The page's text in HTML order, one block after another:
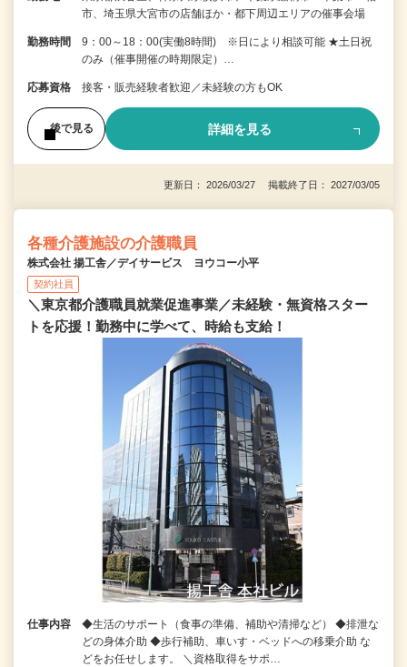
市、埼玉県大宮市の店舗ほか・都下周辺エリアの催事会場
勤務時間
9：00～18：00(実働8時間) ※日により相談可能 ★土日祝
のみ（催事開催の時期限定）…
応募資格 接客・販売経験者歓迎／未経験の方もOK
後で見る 詳細を見る
更新日： 2026/03/27 掲載終了日： 2027/03/05
各種介護施設の介護職員
株式会社 揚工舎／デイサービス ヨウコー小平
契約社員
＼東京都介護職員就業促進事業／未経験・無資格スター
トを応援！勤務中に学べて、時給も支給！
仕事内容
◆生活のサポート（食事の準備、補助や清掃など） ◆排泄な
どの身体介助 ◆歩行補助、車いす・ベッドへの移乗介助 な
どをお任せします。 ＼資格取得をサポ…